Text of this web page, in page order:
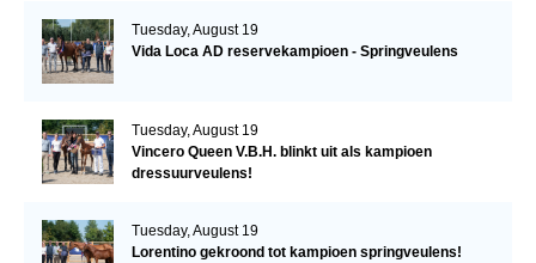
Tuesday, August 19
Vida Loca AD reservekampioen - Springveulens
Tuesday, August 19
Vincero Queen V.B.H. blinkt uit als kampioen
dressuurveulens!
Tuesday, August 19
Lorentino gekroond tot kampioen springveulens!